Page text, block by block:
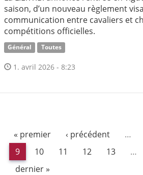
saison, d’un nouveau règlement
communication entre cavaliers et
compétitions officielles.
Général Toutes
1. avril 2026 - 8:23
« premier ‹ précédent …
9
10 11 12 13 …
dernier »